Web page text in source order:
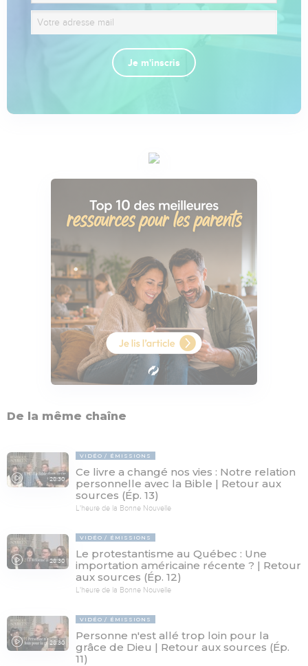
Je m'inscris
De la même chaîne
28:30
VIDÉO ÉMISSIONS
Ce livre a changé nos vies : Notre relation
personnelle avec la Bible | Retour aux
sources (Ép. 13)
L'heure de la Bonne Nouvelle
28:30
VIDÉO ÉMISSIONS
Le protestantisme au Québec : Une
importation américaine récente ? | Retour
aux sources (Ép. 12)
L'heure de la Bonne Nouvelle
28:30
VIDÉO ÉMISSIONS
Personne n'est allé trop loin pour la
grâce de Dieu | Retour aux sources (Ép.
11)